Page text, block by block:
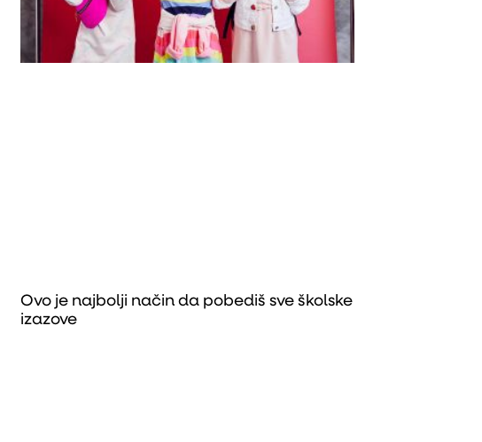
Ovo je najbolji način da pobediš sve školske
izazove